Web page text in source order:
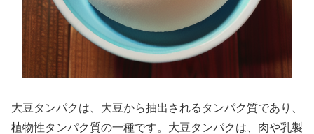
大豆タンパクは、大豆から抽出されるタンパク質であり、
植物性タンパク質の一種です。大豆タンパクは、肉や乳製